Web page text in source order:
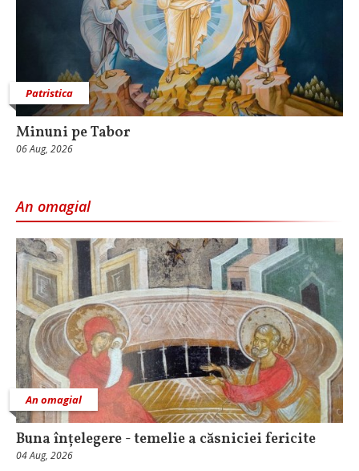
Patristica
Minuni pe Tabor
06 Aug, 2026
An omagial
An omagial
Buna înțelegere - temelie a căsniciei fericite
04 Aug, 2026